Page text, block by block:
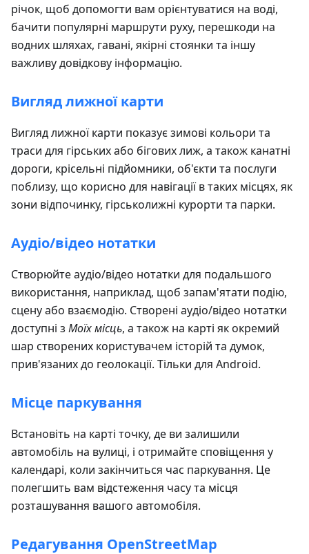
річок, щоб допомогти вам орієнтуватися на воді,
бачити популярні маршрути руху, перешкоди на
водних шляхах, гавані, якірні стоянки та іншу
важливу довідкову інформацію.
Вигляд лижної карти
Вигляд лижної карти показує зимові кольори та
траси для гірських або бігових лиж, а також канатні
дороги, крісельні підйомники, об'єкти та послуги
поблизу, що корисно для навігації в таких місцях, як
зони відпочинку, гірськолижні курорти та парки.
Аудіо/відео нотатки
Створюйте аудіо/відео нотатки для подальшого
використання, наприклад, щоб запам'ятати подію,
сцену або взаємодію. Створені аудіо/відео нотатки
доступні з Моїх місць, а також на карті як окремий
шар створених користувачем історій та думок,
прив'язаних до геолокації. Тільки для Android.
Місце паркування
Встановіть на карті точку, де ви залишили
автомобіль на вулиці, і отримайте сповіщення у
календарі, коли закінчиться час паркування. Це
полегшить вам відстеження часу та місця
розташування вашого автомобіля.
Редагування OpenStreetMap